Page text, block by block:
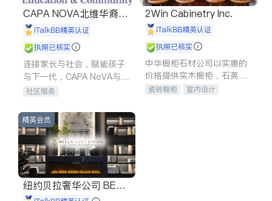
CAPA NOVA北维华裔家
长会iTalkBB精英认证
执照已核实
连接家长与社会，赋能孩子
与下一代，CAPA NoVA与您
携手建设包容、公平、充满
社区服务
2Win Cabinetry Inc.
iTalkBB精英认证
执照已核实
中华橱柜石材公司以实惠的
价格提供实木橱柜，石英石
台面，多种优质不锈钢水
瓷砖橱柜
室内设计
精英会员
纽约贝拉奢华公司 BELL